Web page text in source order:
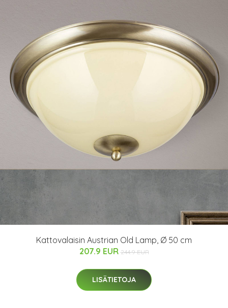
Kattovalaisin Austrian Old Lamp, Ø 50 cm
207.9 EUR 244.9 EUR
LISÄTIETOJA